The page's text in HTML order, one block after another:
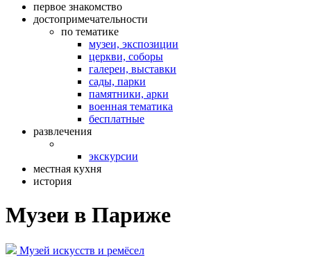
первое знакомство
достопримечательности
по тематике
музеи, экспозиции
церкви, соборы
галереи, выставки
сады, парки
памятники, арки
военная тематика
бесплатные
развлечения
экскурсии
местная кухня
история
Музеи в Париже
Музей искусств и ремёсел